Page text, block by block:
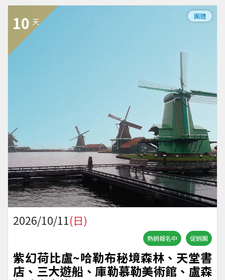
10 天
團體
2026/10/11(日)
熱銷報名中 促銷團
紫幻荷比盧~哈勒布秘境森林、天堂書
店、三大遊船、庫勒慕勒美術館、盧森